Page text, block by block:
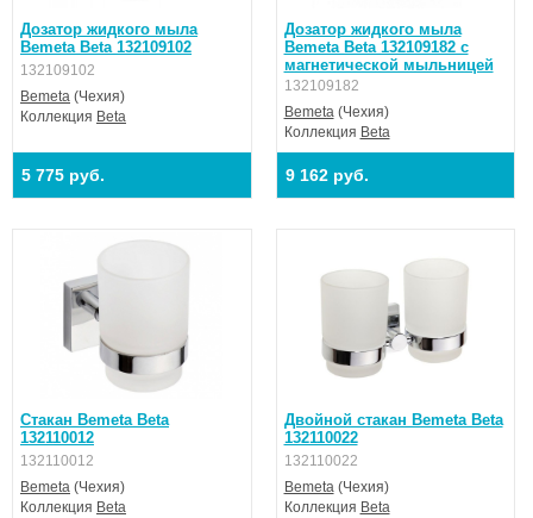
Дозатор жидкого мыла
Bemeta Beta 132109102
132109102
Bemeta (Чехия)
Коллекция Beta
5 775 руб.
Дозатор жидкого мыла
Bemeta Beta 132109182 с
магнетической мыльницей
132109182
Bemeta(Чехия)
Коллекция Beta
9 162 руб.
Стакан Bemeta Beta
132110012
132110012
Bemeta (Чехия)
Коллекция Beta
Двойной стакан Bemeta Beta
132110022
132110022
Bemeta(Чехия)
Коллекция Beta